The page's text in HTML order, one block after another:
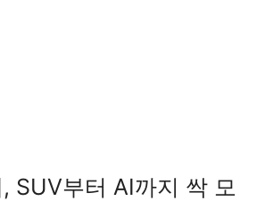
SUV부터 AI까지 싹 모